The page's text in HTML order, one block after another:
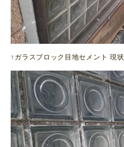
↑ガラスブロック目地セメント 現状